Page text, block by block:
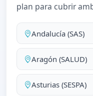
plan para cubrir
Andalucía (SAS)
Aragón (SALUD)
Asturias (SESPA)